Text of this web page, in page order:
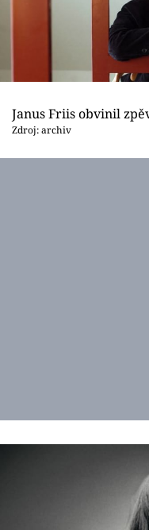
Janus Friis obvinil
Zdroj: archiv